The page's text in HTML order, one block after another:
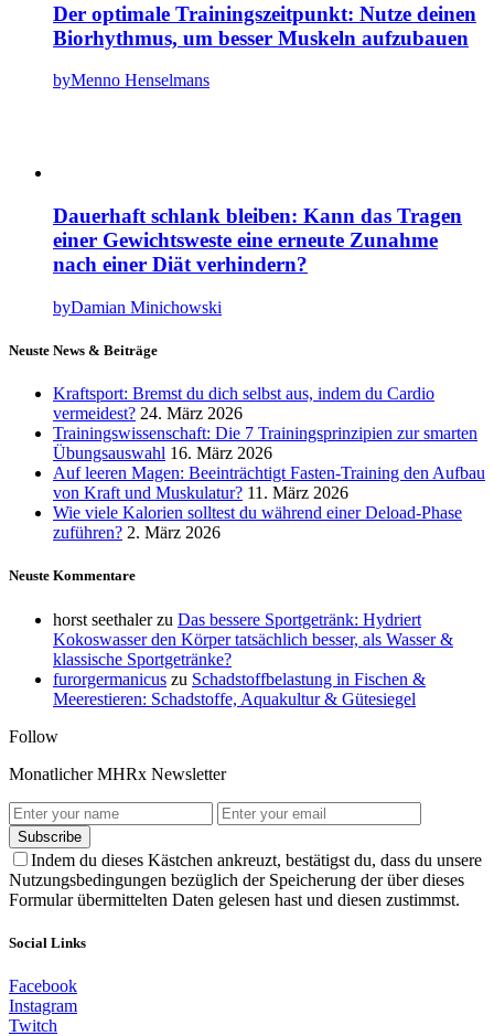
Der optimale Trainingszeitpunkt: Nutze deinen
Biorhythmus, um besser Muskeln aufzubauen
byMenno Henselmans
Dauerhaft schlank bleiben: Kann das Tragen
einer Gewichtsweste eine erneute Zunahme
nach einer Diät verhindern?
byDamian Minichowski
Neuste News & Beiträge
Kraftsport: Bremst du dich selbst aus, indem du Cardio
vermeidest? 24. März 2026
Trainingswissenschaft: Die 7 Trainingsprinzipien zur smarten
Übungsauswahl 16. März 2026
Auf leeren Magen: Beeinträchtigt Fasten-Training den Aufbau
von Kraft und Muskulatur? 11. März 2026
Wie viele Kalorien solltest du während einer Deload-Phase
zuführen? 2. März 2026
Neuste Kommentare
horst seethalerzu Das bessere Sportgetränk: Hydriert
Kokoswasser den Körper tatsächlich besser, als Wasser &
klassische Sportgetränke?
furorgermanicus zu Schadstoffbelastung in Fischen &
Meerestieren: Schadstoffe, Aquakultur & Gütesiegel
Follow
Monatlicher MHRx Newsletter
Subscribe
Indem du dieses Kästchen ankreuzt, bestätigst du, dass du unsere
Nutzungsbedingungen bezüglich der Speicherung der über dieses
Formular übermittelten Daten gelesen hast und diesen zustimmst.
Social Links
Facebook
Instagram
Twitch